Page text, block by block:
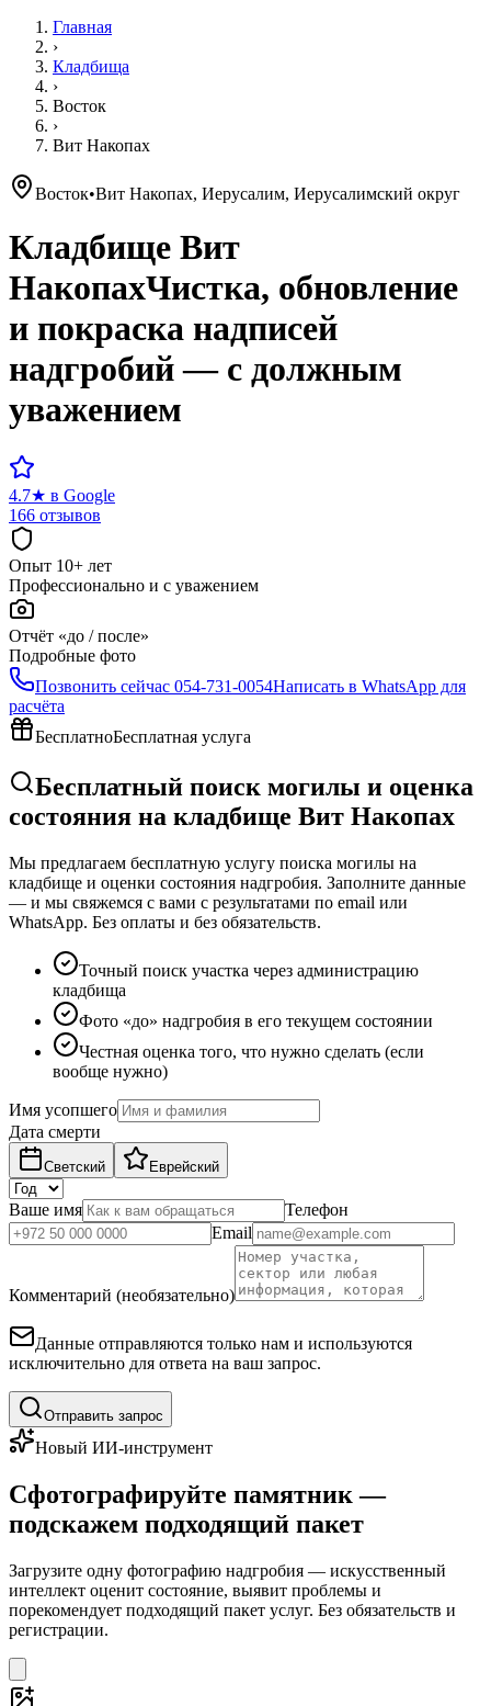
Главная
›
Кладбища
›
Восток
›
Вит Накопах
Восток•Вит Накопах, Иерусалим, Иерусалимский округ
Кладбище Вит
НакопахЧистка, обновление
и покраска надписей
надгробий — с должным
уважением
4.7★ в Google
166 отзывов
Опыт 10+ лет
Профессионально и с уважением
Отчёт «до / после»
Подробные фото
Позвонить сейчас 054-731-0054Написать в WhatsApp для
расчёта
БесплатноБесплатная услуга
Бесплатный поиск могилы и оценка
состояния на кладбище Вит Накопах
Мы предлагаем бесплатную услугу поиска могилы на
кладбище и оценки состояния надгробия. Заполните данные
— и мы свяжемся с вами с результатами по email или
WhatsApp. Без оплаты и без обязательств.
Точный поиск участка через администрацию
кладбища
Фото «до» надгробия в его текущем состоянии
Честная оценка того, что нужно сделать (если
вообще нужно)
Имя усопшего
Дата смерти
Светский Еврейский
Ваше имя
Телефон
Email
Комментарий (необязательно)
Данные отправляются только нам и используются
исключительно для ответа на ваш запрос.
Отправить запрос
Новый ИИ-инструмент
Сфотографируйте памятник —
подскажем подходящий пакет
Загрузите одну фотографию надгробия — искусственный
интеллект оценит состояние, выявит проблемы и
порекомендует подходящий пакет услуг. Без обязательств и
регистрации.